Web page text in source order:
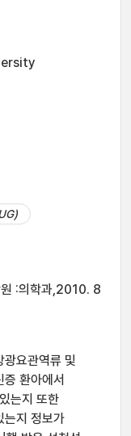
:의학과,2010. 8
요관역류 및
환아에서
는지 또한
는지 정보가